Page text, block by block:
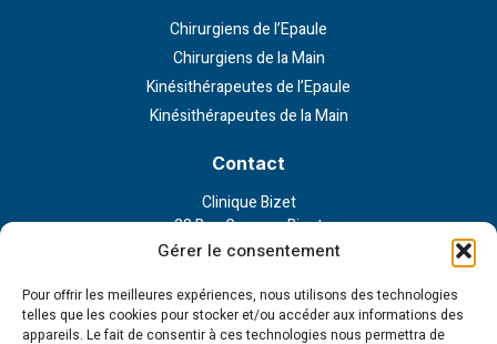
Gérer le consentement
Pour offrir les meilleures expériences, nous utilisons des technologies
telles que les cookies pour stocker et/ou accéder aux informations des
appareils. Le fait de consentir à ces technologies nous permettra de
Chirurgiens de l’Epaule
Chirurgiens de la Main
Kinésithérapeutes de l’Epaule
Kinésithérapeutes de la Main
Contact
Clinique Bizet
23 Rue Georges Bizet
75116 Paris